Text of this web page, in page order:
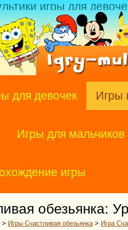
игры для
для девочек Игры
Игры для мальчиков
игры
обезьянка:
> Игры Счастливая обезьянка> Игра